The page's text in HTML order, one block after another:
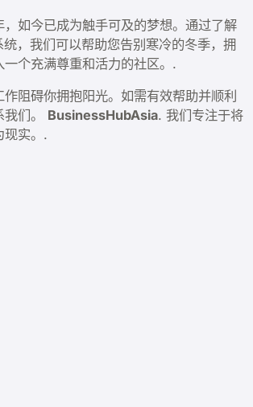
如今已成为触手可及的梦想。通过了解
，我们可以帮助您告别寒冷的冬季，拥
个充满尊重和活力的社区。.
作阻碍你拥抱阳光。如需有效帮助并顺利
们。 BusinessHubAsia. 我们专注于将
现实。.